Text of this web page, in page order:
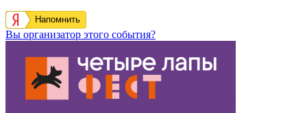
Напомнить
Вы организатор этого события?